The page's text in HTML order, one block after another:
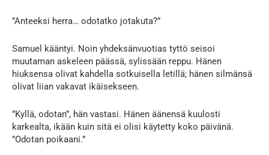
”Anteeksi herra… odotatko jotakuta?”
Samuel kääntyi. Noin yhdeksänvuotias tyttö seisoi
muutaman askeleen päässä, sylissään reppu. Hänen
hiuksensa olivat kahdella sotkuisella letillä; hänen silmänsä
olivat liian vakavat ikäisekseen.
”Kyllä, odotan”, hän vastasi. Hänen äänensä kuulosti
karkealta, ikään kuin sitä ei olisi käytetty koko päivänä.
”Odotan poikaani.”